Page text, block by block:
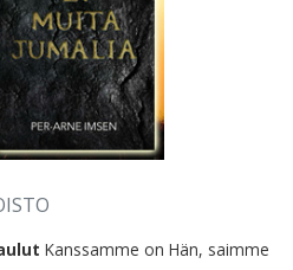
Kanssamme on Hän, saimme